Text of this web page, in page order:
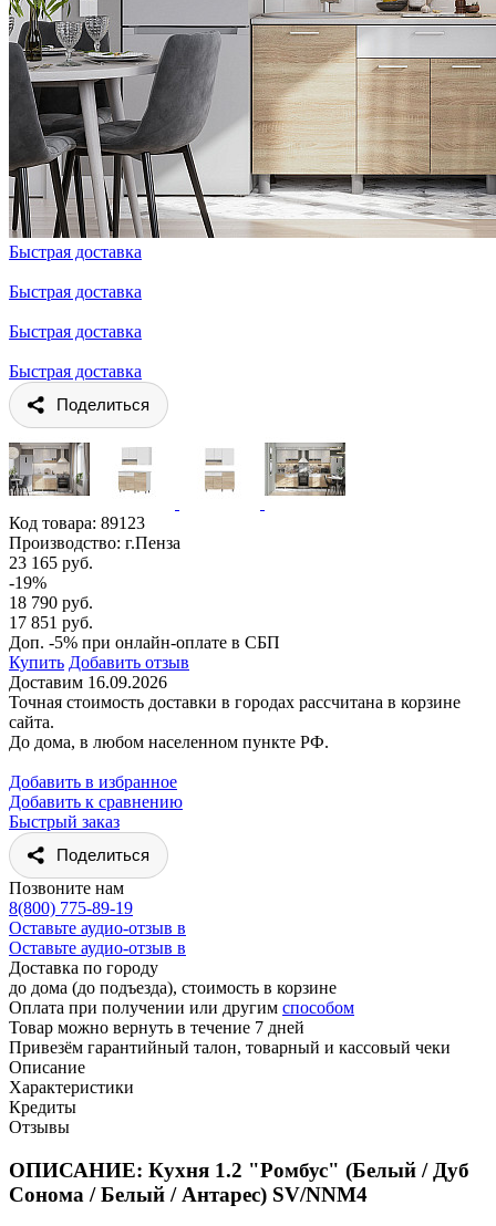
Быстрая доставка
Быстрая доставка
Быстрая доставка
Быстрая доставка
Поделиться
Код товара: 89123
Производство: г.Пенза
23 165 руб.
-19%
18 790 руб.
17 851 руб.
Доп. -5% при онлайн-оплате в СБП
Купить Добавить отзыв
Доставим 16.09.2026
Точная стоимость доставки в городах рассчитана в корзине
сайта.
До дома, в любом населенном пункте РФ.
Добавить в избранное
Добавить к сравнению
Быстрый заказ
Поделиться
Позвоните нам
8(800) 775-89-19
Оставьте аудио-отзыв в
Оставьте аудио-отзыв в
Доставка по городу
до дома (до подъезда), стоимость в корзине
Оплата при получении или другим способом
Товар можно вернуть в течение 7 дней
Привезём гарантийный талон, товарный и кассовый чеки
Описание
Характеристики
Кредиты
Отзывы
ОПИСАНИЕ: Кухня 1.2 "Ромбус" (Белый / Дуб
Сонома / Белый / Антарес) SV/NNM4